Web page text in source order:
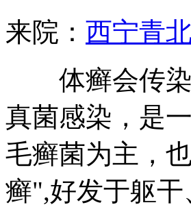
来院： 西宁青
体癣会传染
真菌感染，是
毛癣菌为主，
癣",好发于躯